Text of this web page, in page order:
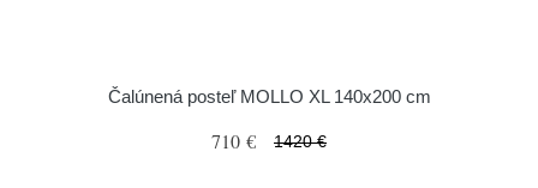
Čalúnená posteľ MOLLO XL 140x200 cm
710 € 1420 €